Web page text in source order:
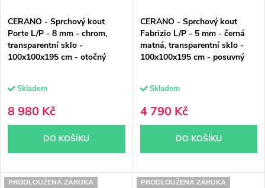
r
o
d
u
k
t
ů
r
o
u
k
t
ů
CERANO - Sprchový kout
Porte L/P - 8 mm - chrom,
transparentní sklo -
100x100x195 cm - otočný
Skladem
8 980 Kč
DO KOŠÍKU
CERANO - Sprchový kout
Fabrizio L/P - 5 mm - černá
matná, transparentní sklo -
100x100x195 cm - posuvný
Skladem
4 790 Kč
DO KOŠÍKU
PRODLOUŽENÁ ZÁRUKA PRODLOUŽENÁ ZÁRUKA